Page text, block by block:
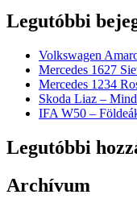
Legutóbbi
Volkswagen
Mercedes 1627
Mercedes 1234
Skoda Liaz –
IFA W50 –
Legutóbbi
Archívum